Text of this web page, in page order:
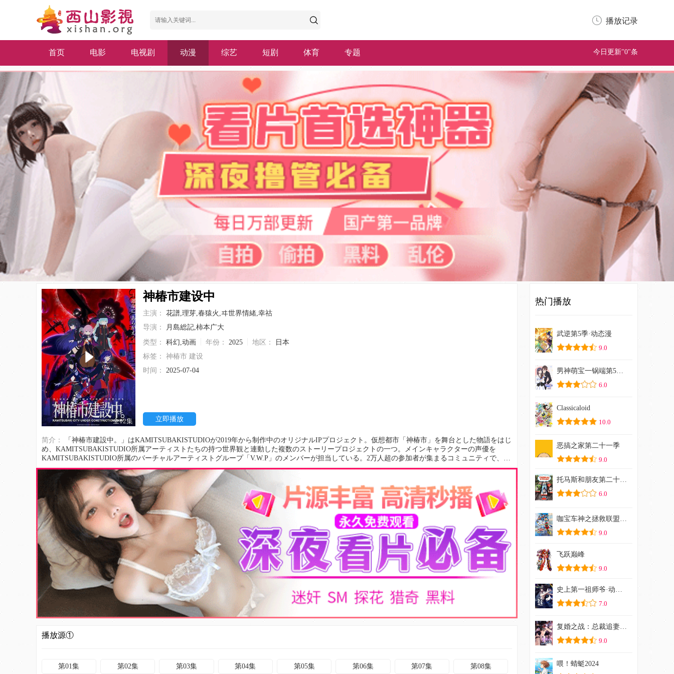
播放记录
首页 电影 电视剧 动漫 综艺 短剧 体育 专题 今日更新"0"条
全12集
神椿市建设中
主演：
花譜,理芽,春猿火,ヰ世界情緒,幸祜
导演：
月島総記,柿本广大
类型：
科幻,动画 年份： 2025 地区：
日本
标签：
神椿市 建设
时间：
2025-07-04
立即播放
简介：
め、KAMITSUBAKISTUDIO所属アーティストたちの持つ世界観と連動した複数のストーリープロジェクトの一つ。メインキャラクターの声優を
KAMITSUBAKISTUDIO所属のバーチャルアーティストグループ「V.W.P」のメンバーが担当している。2万人超の参加者が集まるコミュニティで、
DiscordやX（旧Twitter）を活用したユーザー参加型プロジェクトを実施し、ARGやTRPGを中心に展開してきた。2023年9月には本格的なゲーム展開も
発表され、リズムゲーム/ADV/VRの３ジャンルで新規タイトルがリリース予定。TVアニメ化を機にさらに広がっていく「神椿市建設中。」。神椿市
を舞台に巻き起こるストーリーを、あなたの目で見届けてください。
播放源①
第01集 第02集 第03集 第04集 第05集 第06集 第07集 第08集
热门播放
武逆第5季·动态漫
9.0
男神萌宝一锅端第5季·动态漫
6.0
Classicaloid
10.0
恶搞之家第二十一季
9.0
托马斯和朋友第二十一季
6.0
9.0
飞跃巅峰
9.0
史上第一祖师爷·动态漫
7.0
复婚之战：总裁追妻路漫漫动态漫画
9.0
喂！蜻蜓2024